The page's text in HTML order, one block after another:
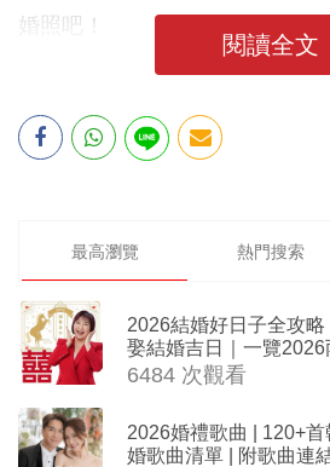
婚照吧！
閱讀全文
最高瀏覽 熱門搜索
2026結婚好日子全攻
娶結婚吉日｜一覽
擇日結婚+避開沖煞生肖
6484 次觀看
2026婚禮歌曲 | 120+
婚歌曲清單 | 附歌曲連